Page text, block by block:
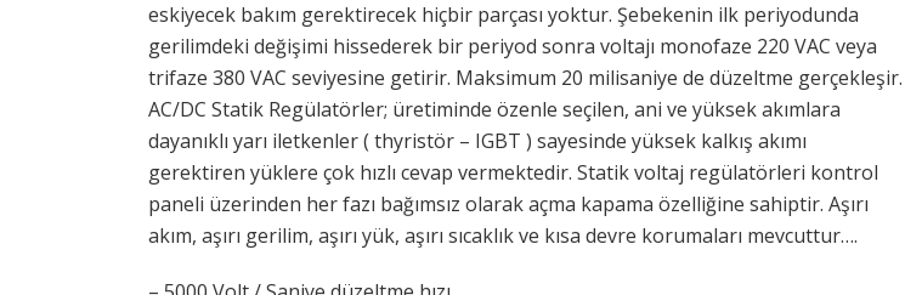
eskiyecek bakım gerektirecek hiçbir parçası yoktur. Şebekenin ilk periyodunda
gerilimdeki değişimi hissederek bir periyod sonra voltajı monofaze 220 VAC veya
trifaze 380 VAC seviyesine getirir. Maksimum 20 milisaniye de düzeltme gerçekleşir.
AC/DC Statik Regülatörler; üretiminde özenle seçilen, ani ve yüksek akımlara
dayanıklı yarı iletkenler ( thyristör – IGBT ) sayesinde yüksek kalkış akımı
gerektiren yüklere çok hızlı cevap vermektedir. Statik voltaj regülatörleri kontrol
paneli üzerinden her fazı bağımsız olarak açma kapama özelliğine sahiptir. Aşırı
akım, aşırı gerilim, aşırı yük, aşırı sıcaklık ve kısa devre korumaları mevcuttur….